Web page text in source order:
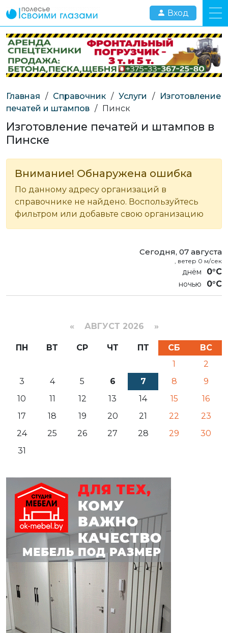
Вход
Главная / Справочник / Услуги /
Изготовление
печатей и штампов / Пинск
Изготовление печатей и штампов в
Пинске
Внимание! Обнаружена ошибка
По данному адресу организаций в
справочнике не найдено. Воспользуйтесь
фильтром или добавьте свою организацию
Сегодня, 07 августа
, ветер 0 м/сек
0°C
0°C
« АВГУСТ 2026 »
ПН ВТ СР ЧТ ПТ СБ
ВС
1
2
3
4 5 6 7 8
9
10
11 12 13 14 15
16
17
18 19 20 21 22
23
24
25 26 27 28 29
30
31